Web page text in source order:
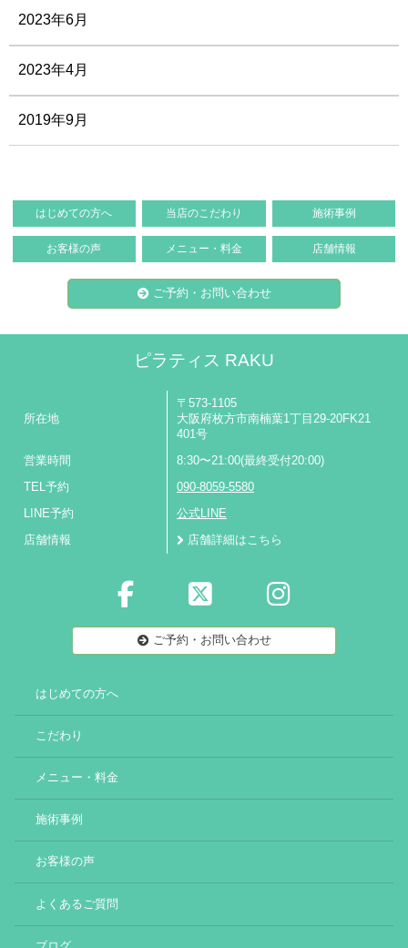
2023年6月
2023年4月
2019年9月
はじめての方へ 当店のこだわり 施術事例
お客様の声 メニュー・料金 店舗情報
ご予約・お問い合わせ
ピラティス RAKU
所在地
〒573-1105
大阪府枚方市南楠葉1丁目29-20FK21
401号
営業時間 8:30〜21:00(最終受付20:00)
TEL予約 090-8059-5580
LINE予約 公式LINE
店舗情報 店舗詳細はこちら
ご予約・お問い合わせ
はじめての方へ
こだわり
メニュー・料金
施術事例
お客様の声
よくあるご質問